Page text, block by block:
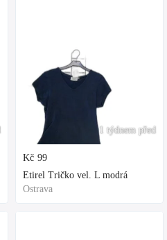
1 týdnem před
Kč 99
Etirel Tričko vel. L modrá
Ostrava